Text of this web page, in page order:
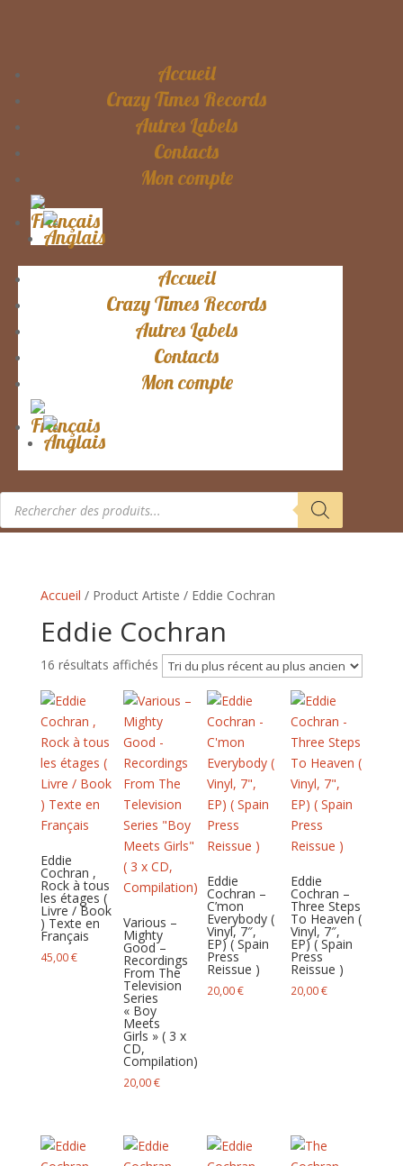
Accueil
Crazy Times Records
Autres Labels
Contacts
Mon compte
Accueil
Crazy Times Records
Autres Labels
Contacts
Mon compte
Recherche
produits
Accueil / Product Artiste / Eddie Cochran
Eddie Cochran
16 résultats affichésTrié
plus
récent
au
plus
ancien
Eddie
Cochran ,
Rock à tous
les étages (
Livre / Book
) Texte en
Français
45,00€
Various –
Mighty
Good –
Recordings
From The
Television
Series
« Boy
Meets
Girls » ( 3 x
CD,
Compilation)
20,00€
Eddie
Cochran –
C’mon
Everybody (
Vinyl, 7″,
EP) ( Spain
Press
Reissue )
20,00€
Eddie
Cochran –
Three Steps
To Heaven (
Vinyl, 7″,
EP) ( Spain
Press
Reissue )
20,00€